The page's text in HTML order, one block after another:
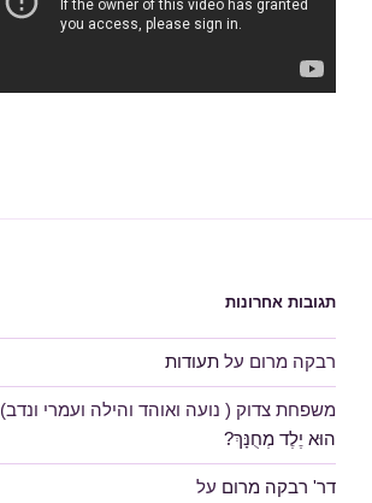
תגובות אחרונות
רבקה מרום על תעודות
משפחת צדוק ( נועה ואוהד והילה ועמרי ונדב)
הוּא יֶלֶד מְחֻנָּךְ?
דר' רבקה מרום על